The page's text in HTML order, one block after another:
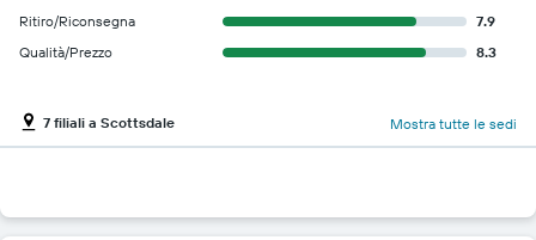
Ritiro/Riconsegna
7.9
Qualità/Prezzo
8.3
7 filiali a Scottsdale Mostra tutte le sedi